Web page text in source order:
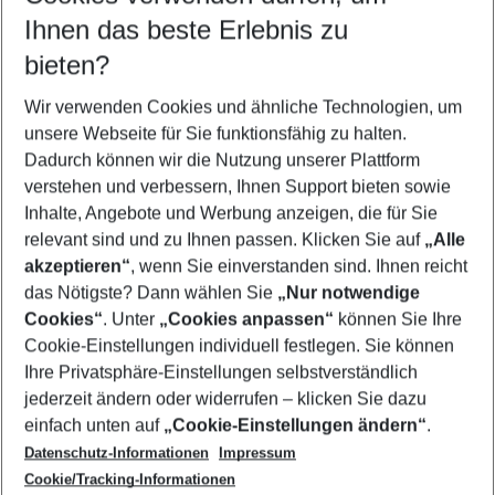
Reisezeitraum wählen
11.08.26– 09.08.27 5-8 Nächte
2 Erwachsene Keine Kinder
Mehr Filter anzeigen
Footer
Footer navigation
Über uns
AGB
Cookie-Einstellungen ändern
Cookie-Richtlinie
Datenschutz
Service & Hilfe
Barrierefreies Reisen
Check-in
Folgen Sie uns
Ihnen das beste Erlebnis zu
bieten?
Wir verwenden Cookies und ähnliche Technologien, um
unsere Webseite für Sie funktionsfähig zu halten.
Dadurch können wir die Nutzung unserer Plattform
verstehen und verbessern, Ihnen Support bieten sowie
Inhalte, Angebote und Werbung anzeigen, die für Sie
relevant sind und zu Ihnen passen. Klicken Sie auf „Alle
akzeptieren“, wenn Sie einverstanden sind. Ihnen reicht
das Nötigste? Dann wählen Sie „Nur notwendige
Cookies“. Unter „Cookies anpassen“ können Sie Ihre
Cookie-Einstellungen individuell festlegen. Sie können
Ihre Privatsphäre-Einstellungen selbstverständlich
jederzeit ändern oder widerrufen – klicken Sie dazu
einfach unten auf „Cookie-Einstellungen ändern“.
Datenschutz-Informationen
Impressum
Cookie/Tracking-Informationen